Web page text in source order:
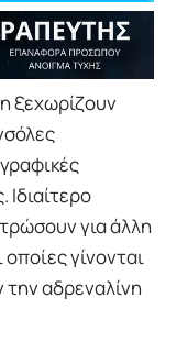
ξεχωρίζουν
για άλλη
γίνονται
αδρεναλίνη